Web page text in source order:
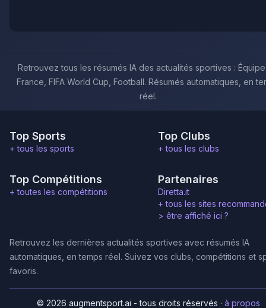
Retrouvez tous les résumés IA des actualités sportives :
France, FIFA World Cup, Football. Résumés automatiques, en
réel.
Top Sports
+ tous les sports
Top Clubs
+ tous les clubs
Top Compétitions
+ toutes les compétitions
Partenaires
Diretta.it
+ tous les sites
> être affiché ici ?
Retrouvez les dernières actualités sportives avec résumés IA
automatiques, en temps réel. Suivez vos clubs, compétitions et
favoris.
© 2026 augmentsport.ai - tous droits réservés · à propos